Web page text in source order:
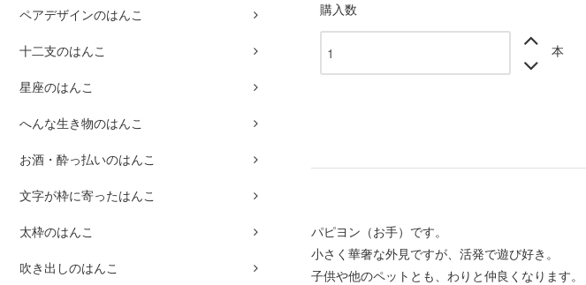
ペアデザインのはんこ
十二支のはんこ
星座のはんこ
へんな生き物のはんこ
お酒・酔っ払いのはんこ
文字が枠に寄ったはんこ
太枠のはんこ
吹き出しのはんこ
購入数
本
パピヨン（お手）です。
小さく華奢な外見ですが、活発で遊び好き。
子供や他のペットとも、わりと仲良くなります。